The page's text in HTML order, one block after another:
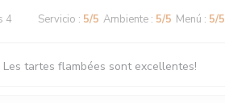
4 Servicio : 5/5 Ambiente: 5/5 Menú : 5/5
tartes flambées sont excellentes!